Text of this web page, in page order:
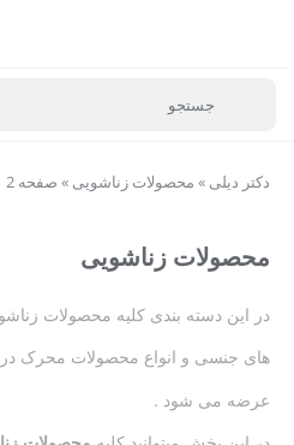
دکتر دیلی » محصولات زناشویی » صفحه 2
محصولات زناشویی
در این دسته بندی کلیه محصولات
های جنسی و انواع محصولات محرک در
عرضه می شود .